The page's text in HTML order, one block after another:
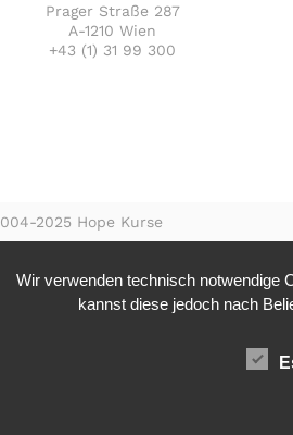
Prager Straße 287
A-1210 Wien
+43 (1) 31 99 300
2025 Hope Kurse
Wir verwenden technisch notwendige
kannst diese jedoch nach